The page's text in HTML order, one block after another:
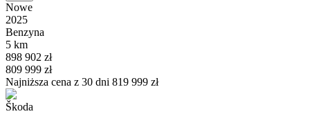
Nowe
2025
Benzyna
5 km
898 902 zł
809 999 zł
Najniższa cena z 30 dni 819 999 zł
Škoda